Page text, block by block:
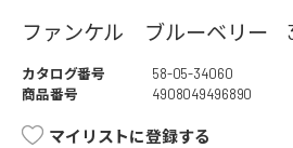
ファンケル ブルーベリー
カタログ番号
58-05-34060
商品番号
4908049496890
マイリストに登録する